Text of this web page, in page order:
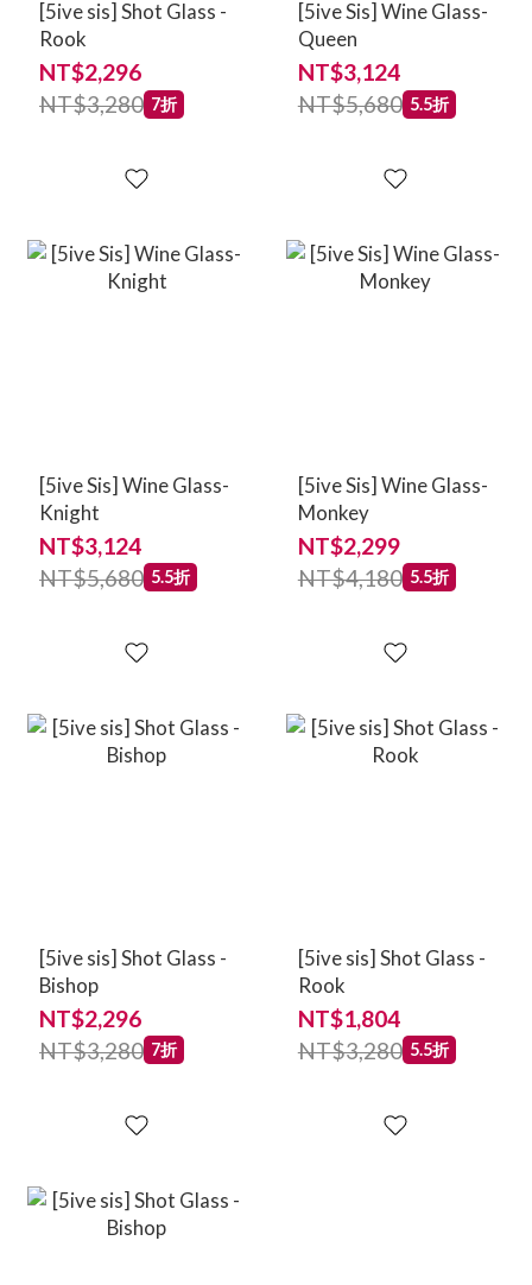
[5ive sis] Shot Glass -
Rook
NT$2,296
NT$3,280 7折
[5ive Sis] Wine Glass-
Queen
NT$3,124
NT$5,680 5.5折
[5ive Sis] Wine Glass-
Knight
NT$3,124
NT$5,680 5.5折
[5ive Sis] Wine Glass-
Monkey
NT$2,299
NT$4,180 5.5折
[5ive sis] Shot Glass -
Bishop
NT$2,296
NT$3,280 7折
[5ive sis] Shot Glass -
Rook
NT$1,804
NT$3,280 5.5折